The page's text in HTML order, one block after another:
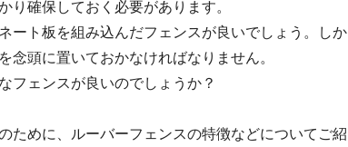
確保しておく必要があります。
ート板を組み込んだフェンスが良いでしょう。しか
頭に置いておかなければなりません。
フェンスが良いのでしょうか？
ために、ルーバーフェンスの特徴などについてご紹